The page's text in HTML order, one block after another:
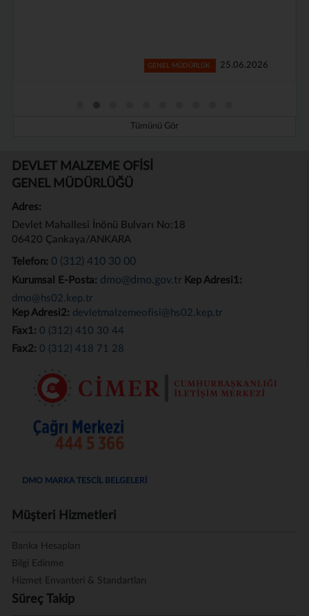
GENEL MÜDÜRLÜK 24.06.2026
Tümünü Gör
DEVLET MALZEME OFİSİ
GENEL MÜDÜRLÜĞÜ
Adres:
Devlet Mahallesi İnönü Bulvarı No:18
06420 Çankaya/ANKARA
Telefon: 0 (312) 410 30 00
Kurumsal E-Posta: dmo@dmo.gov.tr Kep Adresi1:
dmo@hs02.kep.tr
Kep Adresi2: devletmalzemeofisi@hs02.kep.tr
Fax1: 0 (312) 410 30 44
Fax2: 0 (312) 418 71 28
DMO MARKA TESCİL BELGELERİ
Müşteri Hizmetleri
Banka Hesapları
Bilgi Edinme
Hizmet Envanteri & Standartları
Süreç Takip